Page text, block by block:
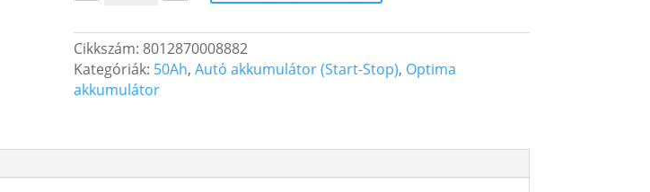
Autó
Akkumulátor
12V
Közép
Cikkszám: 8012870008882
Kategóriák: 50Ah, Autó akkumulátor (Start-Stop), Optima
akkumulátor